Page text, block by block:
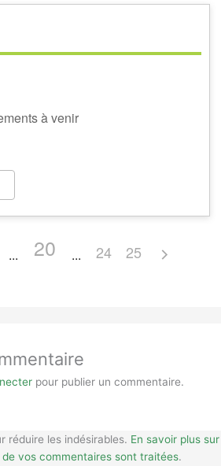
à venir
20 24 25
pour publier un commentaire.
réduire les indésirables. En savoir plus sur
vos commentaires sont traitées.